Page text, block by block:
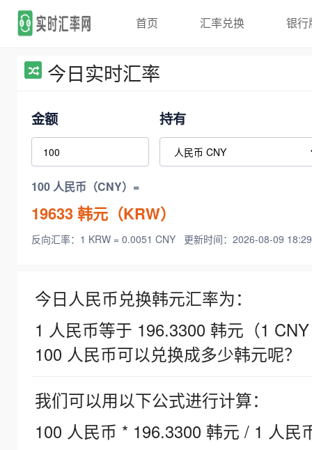
首页 汇率兑换 银行
今日实时汇率
金额 持有
100 人民币（CNY）=
19633韩元（KRW）
反向汇率：1 KRW = 0.0051 CNY 更新时间：2026-08-09
今日人民币兑换韩元汇率为：
1 人民币等于 196.3300 韩元（1
100 人民币可以兑换成多少韩元呢？
我们可以用以下公式进行计算：
100 人民币 * 196.3300 韩元 / 1 人民